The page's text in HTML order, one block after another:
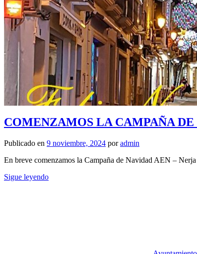
COMENZAMOS LA CAMPAÑA DE
Publicado en 9 noviembre, 2024 poradmin
En breve comenzamos la Campaña de Navidad AEN –
Sigue leyendo